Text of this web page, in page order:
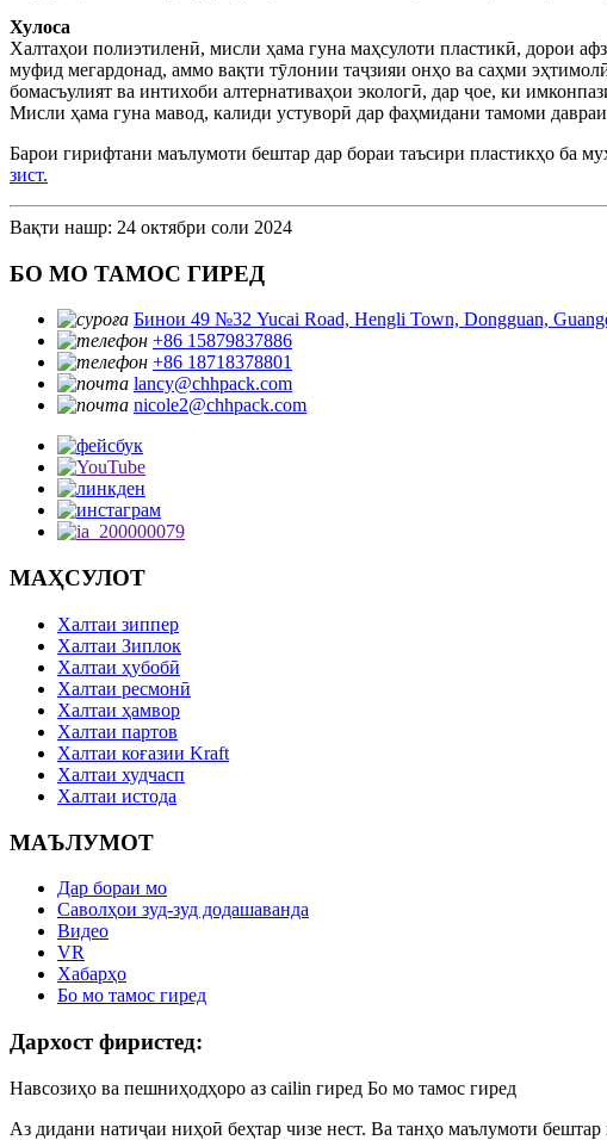
Хулоса
Халтаҳои полиэтиленӣ, мисли ҳама гуна маҳсулоти пластикӣ, дорои
муфид мегардонад, аммо вақти тӯлонии таҷзияи онҳо ва саҳми
бомасъулият ва интихоби алтернативаҳои экологӣ, дар ҷое, ки
Мисли ҳама гуна мавод, калиди устуворӣ дар фаҳмидани тамоми давраи
Барои гирифтани маълумоти бештар дар бораи таъсири пластикҳо ба
зист.
Вақти нашр: 24 октябри соли 2024
БО МО ТАМОС ГИРЕД
Бинои 49 №32 Yucai Road, Hengli Town, Dongguan,
+86 15879837886
+86 18718378801
lancy@chhpack.com
nicole2@chhpack.com
МАҲСУЛОТ
Халтаи зиппер
Халтаи Зиплок
Халтаи ҳубобӣ
Халтаи ресмонӣ
Халтаи ҳамвор
Халтаи партов
Халтаи коғазии Kraft
Халтаи худчасп
Халтаи истода
МАЪЛУМОТ
Дар бораи мо
Саволҳои зуд-зуд додашаванда
Видео
VR
Хабарҳо
Бо мо тамос гиред
Дархост фиристед:
Навсозиҳо ва пешниҳодҳоро аз cailin гиред Бо мо тамос гиред
Аз дидани натиҷаи ниҳоӣ беҳтар чизе нест. Ва танҳо маълумоти бештар